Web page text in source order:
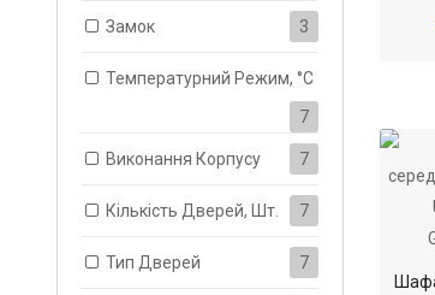
Замок 3
Температурний Режим, °С
7
Виконання Корпусу 7
Кількість Дверей, Шт. 7
Тип Дверей 7